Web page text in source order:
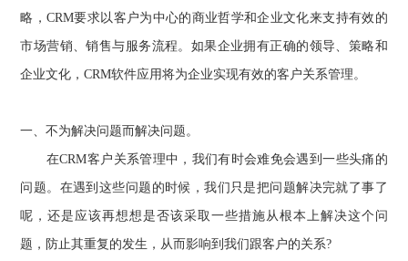
略，CRM要求以客户为中心的商业哲学和企业文化来支持有效的
市场营销、销售与服务流程。如果企业拥有正确的领导、策略和
企业文化，CRM软件应用将为企业实现有效的客户关系管理。
一、不为解决问题而解决问题。
在CRM客户 关系管理中，我们有时会难免会遇到一些头痛的
问题。在遇到这些问题的时候，我们只是把问题解决完就了事了
呢，还是应该再想想是否该采取一些措施从根本上解决这个问
题，防止其重复的发生，从而影响到我们跟客户的关系?